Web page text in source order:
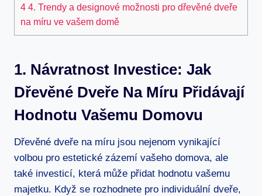
4 4. Trendy a designové možnosti pro dřevěné dveře
na míru ve vašem domě
1. Návratnost Investice: Jak
Dřevěné Dveře Na Míru Přidávají
Hodnotu Vašemu Domovu
Dřevěné dveře na míru jsou nejenom vynikající
volbou pro estetické zázemí vašeho domova, ale
také investicí, která může přidat hodnotu vašemu
majetku. Když se rozhodnete pro individuální dveře,